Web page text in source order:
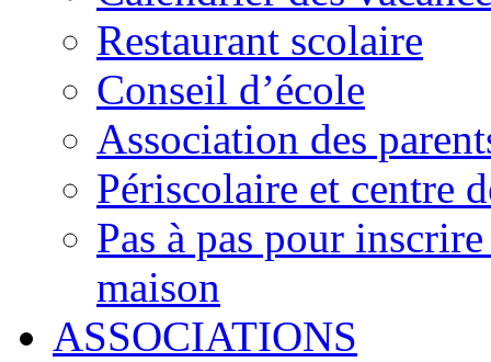
Restaurant scolaire
Conseil d’école
Association des
Périscolaire et centre
Pas à pas pour
maison
ASSOCIATIONS